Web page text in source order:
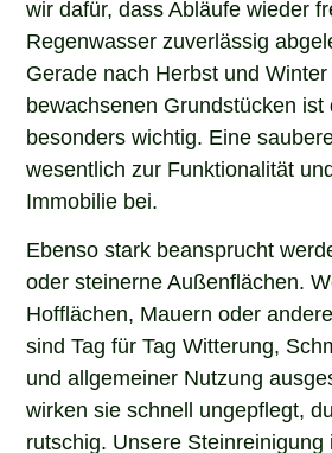
wir dafür, dass Abläufe wieder
Regenwasser zuverlässig
Gerade nach Herbst und
bewachsenen Grundstücken ist
besonders wichtig. Eine
wesentlich zur Funktionalität
Immobilie bei.
Ebenso stark beansprucht
oder steinerne Außenflächen.
Hofflächen, Mauern oder
sind Tag für Tag Witterung,
und allgemeiner Nutzung
wirken sie schnell ungepflegt,
rutschig. Unsere Steinreinigung